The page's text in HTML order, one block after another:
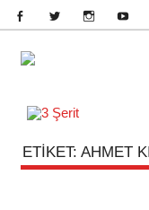
content
Otomobil, Motosiklet,
ETIKET: AHMET